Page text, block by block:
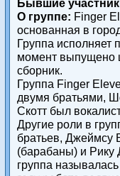
Бывшие
О группе: Finger
основанная в
Группа исполняет
момент выпущено
сборник.
Группа Finger
двумя братьями,
Скотт был
Другие роли в
братьев, Джеймсу
(барабаны) и Рику
группа